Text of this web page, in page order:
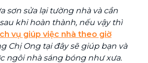
sơn sửa lại tường nhà và cần
khi hoàn thành, nếu vậy thì
vụ giúp việc nhà theo giờ
Chị Ong tại đây sẽ giúp bạn và
ngôi nhà sáng bóng như xưa.